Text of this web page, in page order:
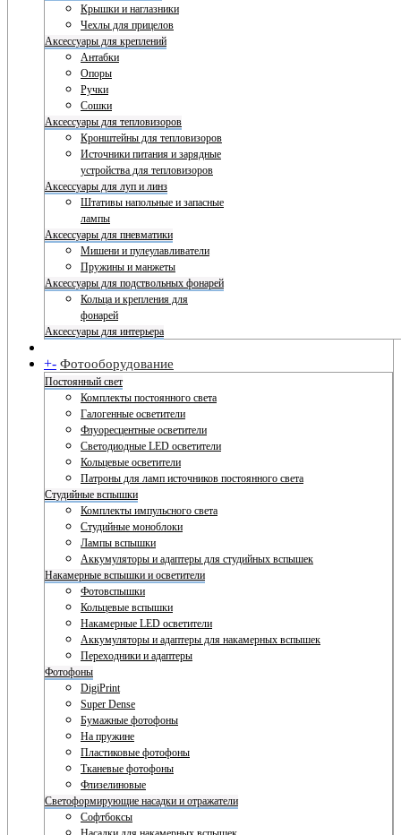
Крышки и наглазники
Чехлы для прицелов
Аксессуары для креплений
Антабки
Опоры
Ручки
Сошки
Аксессуары для тепловизоров
Кронштейны для тепловизоров
Источники питания и зарядные
устройства для тепловизоров
Аксессуары для луп и линз
Штативы напольные и запасные
лампы
Аксессуары для пневматики
Мишени и пулеулавливатели
Пружины и манжеты
Аксессуары для подствольных фонарей
Кольца и крепления для
фонарей
Аксессуары для интерьера
+- Фотооборудование
Постоянный свет
Комплекты постоянного света
Галогенные осветители
Флуоресцентные осветители
Светодиодные LED осветители
Кольцевые осветители
Патроны для ламп источников постоянного света
Студийные вспышки
Комплекты импульсного света
Студийные моноблоки
Лампы вспышки
Аккумуляторы и адаптеры для студийных вспышек
Накамерные вспышки и осветители
Фотовспышки
Кольцевые вспышки
Накамерные LED осветители
Аккумуляторы и адаптеры для накамерных вспышек
Переходники и адаптеры
Фотофоны
DigiPrint
Super Dense
Бумажные фотофоны
На пружине
Пластиковые фотофоны
Тканевые фотофоны
Флизелиновые
Светоформирующие насадки и отражатели
Софтбоксы